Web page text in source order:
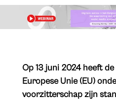
Op 13 juni 2024 heeft de
Europese Unie (EU)
voorzitterschap zijn